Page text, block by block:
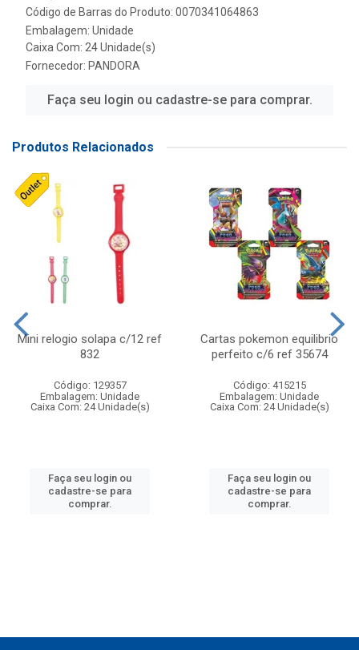
Código de Barras do Produto: 0070341064863
Embalagem: Unidade
Caixa Com: 24 Unidade(s)
Fornecedor: PANDORA
Faça seu login ou cadastre-se para comprar.
Produtos Relacionados
Mini relogio solapa c/12 ref
832
Código: 129357
Embalagem: Unidade
Caixa Com: 24 Unidade(s)
Faça seu login ou
cadastre-se para
comprar.
Cartas pokemon equilibrio
perfeito c/6 ref 35674
Código: 415215
Embalagem: Unidade
Caixa Com: 24 Unidade(s)
Faça seu login ou
cadastre-se para
comprar.